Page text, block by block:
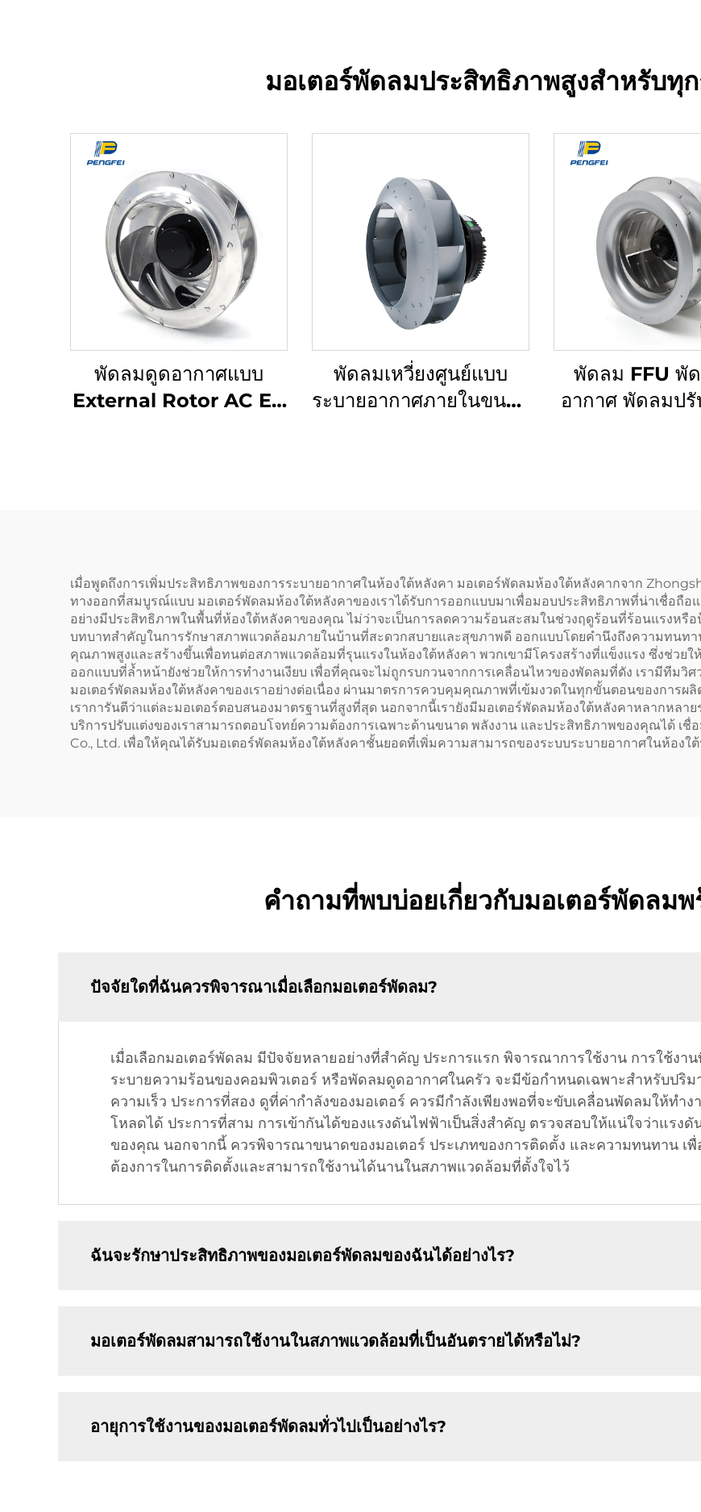
มอเตอร์พัดลมประสิทธิภาพสูงสำหรับทุ
พัดลมดูดอากาศแบบ
External Rotor AC EC
พัดลมเหวี่ยงศูนย์แบบ
ระบายอากาศภายในขนาด
พัดลม FFU พั
อากาศ พัดลมปรั
เมื่อพูดถึงการเพิ่มประสิทธิภาพของการระบายอากาศในห้องใต้หลังคา มอเตอร์พัดลมห้องใต้หลังคากจาก
ทางออกที่สมบูรณ์แบบ มอเตอร์พัดลมห้องใต้หลังคาของเราได้รับการออกแบบมาเพื่อมอบประสิทธิภาพที่น่าเชื่อถื
อย่างมีประสิทธิภาพในพื้นที่ห้องใต้หลังคาของคุณ ไม่ว่าจะเป็นการลดความร้อนสะสมในช่วงฤดูร้อนที่ร้อนแรงหรื
บทบาทสำคัญในการรักษาสภาพแวดล้อมภายในบ้านที่สะดวกสบายและสุขภาพดี ออกแบบโดยคำนึงถึงความทนทา
คุณภาพสูงและสร้างขึ้นเพื่อทนต่อสภาพแวดล้อมที่รุนแรงในห้องใต้หลังคา พวกเขามีโครงสร้างที่แข็งแรง ซึ่งช่วยใ
ออกแบบที่ล้ำหน้ายังช่วยให้การทำงานเงียบ เพื่อที่คุณจะไม่ถูกรบกวนจากการเคลื่อนไหวของพัดลมที่ดัง เรามีทีม
มอเตอร์พัดลมห้องใต้หลังคาของเราอย่างต่อเนื่อง ผ่านมาตรการควบคุมคุณภาพที่เข้มงวดในทุกขั้นตอนของการผ
เราการันตีว่าแต่ละมอเตอร์ตอบสนองมาตรฐานที่สูงที่สุด นอกจากนี้เรายังมีมอเตอร์พัดลมห้องใต้หลังคาหลากหลา
บริการปรับแต่งของเราสามารถตอบโจทย์ความต้องการเฉพาะด้านขนาด พลังงาน และประสิทธิภาพของคุณได้
Co., Ltd. เพื่อให้คุณได้รับมอเตอร์พัดลมห้องใต้หลังคาชั้นยอดที่เพิ่มความสามารถของระบบระบายอากาศในห้อง
คำถามที่พบบ่อยเกี่ยวกับมอเตอร์พัดลม
ปัจจัยใดที่ฉันควรพิจารณาเมื่อเลือกมอเตอร์พัดลม?
เมื่อเลือกมอเตอร์พัดลม มีปัจจัยหลายอย่างที่สำคัญ ประการแรก พิจารณาการใช้งาน การใช้งา
ระบายความร้อนของคอมพิวเตอร์ หรือพัดลมดูดอากาศในครัว จะมีข้อกำหนดเฉพาะสำหรับปริม
ความเร็ว ประการที่สอง ดูที่ค่ากำลังของมอเตอร์ ควรมีกำลังเพียงพอที่จะขับเคลื่อนพัดลมให้ทำ
โหลดได้ ประการที่สาม การเข้ากันได้ของแรงดันไฟฟ้าเป็นสิ่งสำคัญ ตรวจสอบให้แน่ใจว่าแรง
ของคุณ นอกจากนี้ ควรพิจารณาขนาดของมอเตอร์ ประเภทของการติดตั้ง และความทนทาน เ
ต้องการในการติดตั้งและสามารถใช้งานได้นานในสภาพแวดล้อมที่ตั้งใจไว้
ฉันจะรักษาประสิทธิภาพของมอเตอร์พัดลมของฉันได้อย่างไร?
มอเตอร์พัดลมสามารถใช้งานในสภาพแวดล้อมที่เป็นอันตรายได้หรือไม่?
อายุการใช้งานของมอเตอร์พัดลมทั่วไปเป็นอย่างไร?